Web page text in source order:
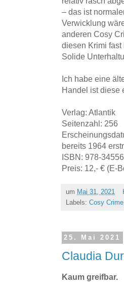
– das ist
Verwicklung
anderen Cosy
diesen Krimi
Solide
Ich habe eine
Handel ist diese
Verlag: Atlantik
Seitenzahl: 256
bereits 1964
ISBN: 978-
Preis: 12,- € (E-
um Mai 31, 2021
Labels: Cosy Crime
25. Mai 2021
Claudia
Kaum greifbar.